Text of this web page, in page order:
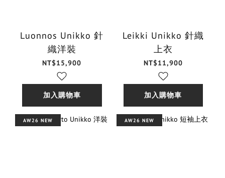
Luonnos Unikko 針
織洋裝
NT$15,900
加入購物車
Leikki Unikko 針織
上衣
NT$11,900
加入購物車
AW26 NEW AW26 NEW